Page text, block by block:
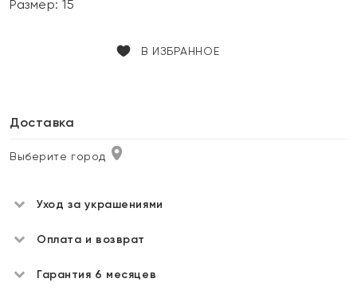
Размер:15
В ИЗБРАННОЕ
Доставка
Выберите город
Уход за украшениями
Оплата и возврат
Гарантия 6 месяцев